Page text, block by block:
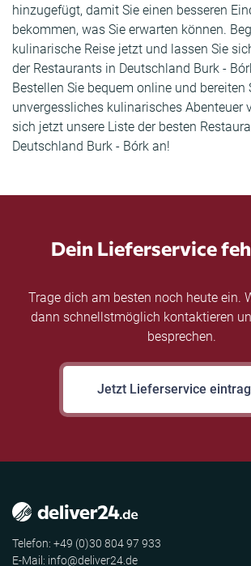
hinzugefügt, damit Sie einen besseren
bekommen, was Sie erwarten können.
kulinarische Reise jetzt und lassen Sie
der Restaurants in Deutschland Burk -
Bestellen Sie bequem online und bereiten
unvergessliches kulinarisches Abenteuer
sich jetzt unsere Liste der besten
Deutschland Burk - Bórk an!
Dein Lieferservice
Trage dich am besten noch heute ein.
dann schnellstmöglich kontaktieren
besprechen.
Jetzt Lieferservice
Telefon: +49 (0)30 804 97 933
E-Mail: info@deliver24.de